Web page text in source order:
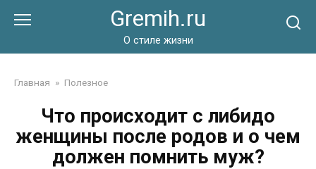
Gremih.ru
О стиле жизни
Главная » Полезное
Что происходит с либидо
женщины после родов и о чем
должен помнить муж?